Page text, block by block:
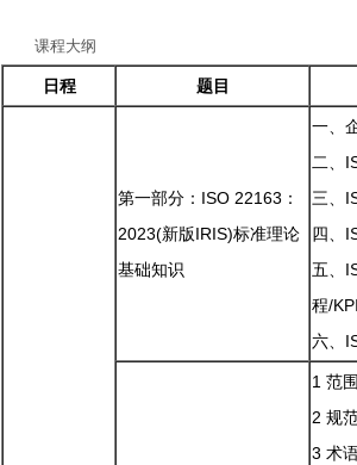
课程大纲
日程 题目
第一部分：ISO 22163：
2023(新版IRIS)标准理论
基础知识
一、
二、
三、
四、
五、
程/
六、
1 范
2 规
3 术